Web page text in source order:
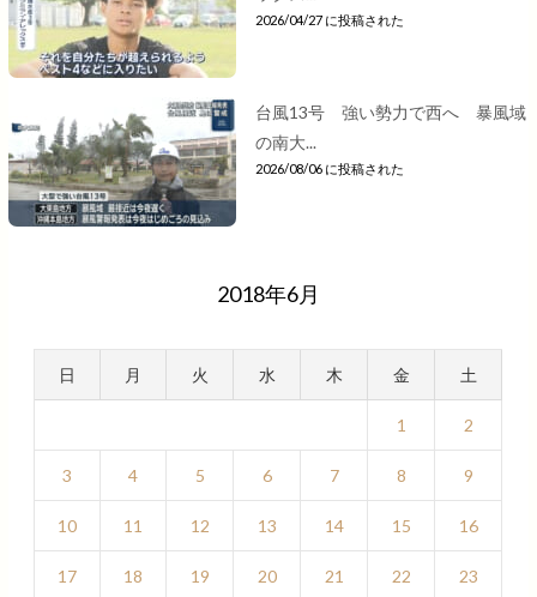
2026/04/27 に投稿された
台風13号 強い勢力で西へ 暴風域
の南大...
2026/08/06 に投稿された
2018年6月
日 月 火 水 木 金 土
1 2
3 4 5 6 7 8 9
10 11 12 13 14 15 16
17 18 19 20 21 22 23